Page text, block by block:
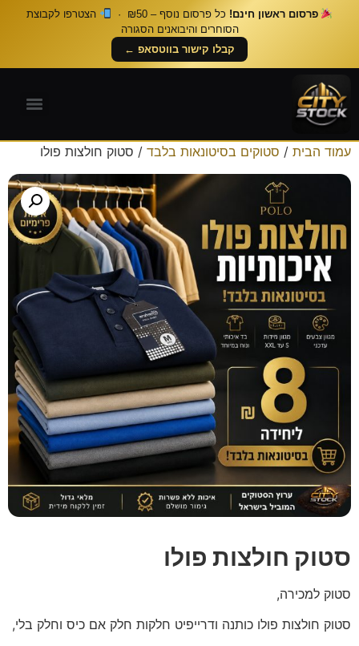
פרסום ראשון חינם! כל פרסום נוסף – ₪50 ·
הצטרפו לקבוצת
הסוחרים והיבואנים הסגורה
קבלו קישור בווטסאפ ←
עמוד הבית / סטוקים בסיטונאות בלבד / סטוק חולצות פולו
סטוק חולצות פולו
סטוק למכירה,
סטוק חולצות פולו כותנה ודרייפיט חלקות חלק אם כיס וחלק בלי,